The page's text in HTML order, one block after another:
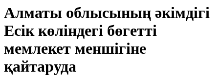
Алматы облысының әкімдігі
Есік көліндегі бөгетті
мемлекет меншігіне
қайтаруда